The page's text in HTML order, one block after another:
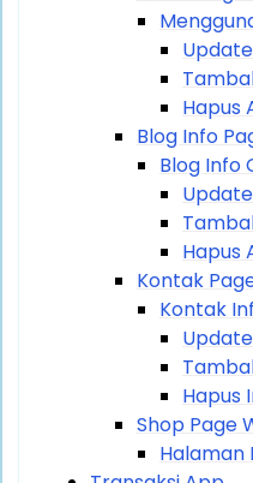
Hapus
Blog Info
Blog Info
Hapus
Kontak
Kontak
Hapus
Shop Page
Halaman